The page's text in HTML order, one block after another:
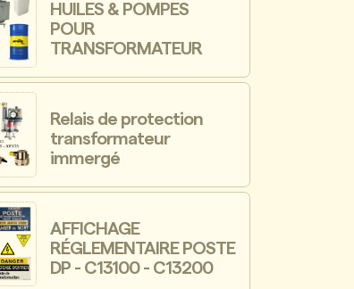
HUILES & POMPES
POUR
TRANSFORMATEUR
Relais de protection
transformateur
immergé
AFFICHAGE
RÉGLEMENTAIRE POSTE
DP - C13100 - C13200